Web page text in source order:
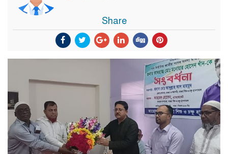
Share